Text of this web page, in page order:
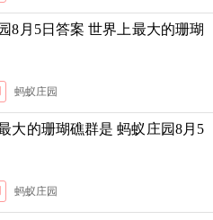
8月5日答案 世界上最大的珊瑚
蚂蚁庄园
大的珊瑚礁群是 蚂蚁庄园8月5
蚂蚁庄园